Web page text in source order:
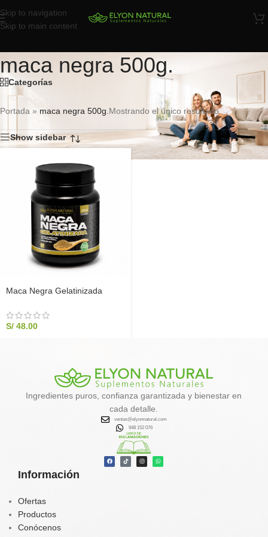
Skip to navigation
Skip to main content
maca negra 500g.
Categorías
Portada » maca negra 500g. Mostrando el único resultado
Show sidebar
Maca Negra Gelatinizada
S/ 48.00
Información
Ofertas
Productos
Conócenos
Ingredientes puros, confianza garantizada y bienestar en
cada detalle.
ventas@elyonnatural.com
948 152 076